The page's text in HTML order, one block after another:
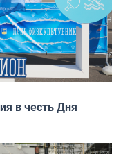
в честь Дня